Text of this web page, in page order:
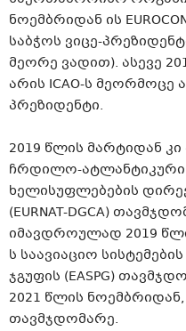
ნოემბრიდან ის
საბჭოს ვიცე-
მეორე ვადით). ასევე
არის ICAO-ს მეორმოცე
პრეზიდენტი.
2019 წლის მარტიდან კი
ჩრდილო-ატლანტიკური
ხელისუფლებების
(EURNAT-DGCA)
იმავდროულად 2019
ს საავიაციო
ჯგუფის (EASPG)
2021 წლის ნოემბრიდან,
თავმჯდომარე.